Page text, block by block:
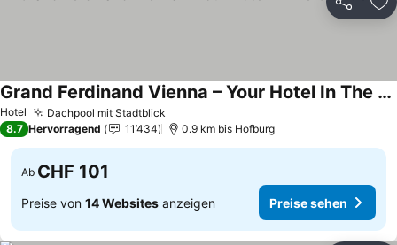
Teilen
Hotel Dachpool mit Stadtblick
Grand Ferdinand Vienna – Your Hotel In The City Center
8.7 Hervorragend 11’434 0.9 km bis Hofburg
Ab CHF 101
Preise von 14 Websites anzeigen Preise sehen